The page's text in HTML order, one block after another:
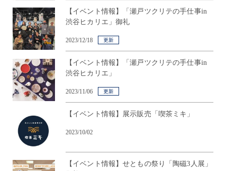
【イベント情報】「瀬戸ツクリテの手仕事in
渋谷ヒカリエ」御礼
2023/12/18 更新
【イベント情報】「瀬戸ツクリテの手仕事in
渋谷ヒカリエ」
2023/11/06 更新
【イベント情報】展示販売「喫茶ミキ」
2023/10/02
【イベント情報】せともの祭り「陶磁3人展」